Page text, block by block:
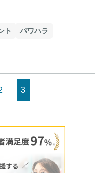
ト パワハラ
3